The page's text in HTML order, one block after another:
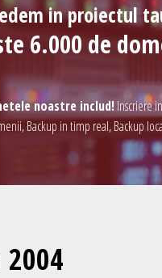
in proiectul
6.000 de
noastre includ!Inscriere
Backup in timp real, Backup